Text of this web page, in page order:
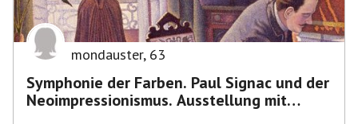
mondauster, 63
Symphonie der Farben. Paul Signac und der
Neoimpressionismus. Ausstellung mit